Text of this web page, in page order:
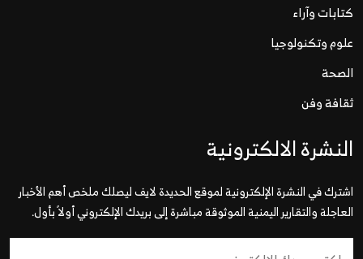
كتابات وآراء
علوم وتكنولوجيا
الصحة
ثقافة وفن
النشرة الالكترونية
اشترك في النشرة الإلكترونية لموقع الحديدة لايف ليصلك ملخص أهم الأخبار
العاجلة والتقارير اليمنية الموثوقة مباشرة إلى بريدك الإلكتروني أولاً بأول.